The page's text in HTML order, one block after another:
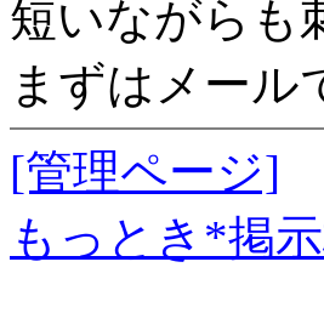
短いながらも
まずはメール
[管理ページ]
もっとき*掲